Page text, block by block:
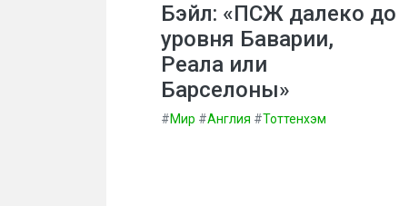
Бэйл: «ПСЖ далеко до
уровня Баварии,
Реала или
Барселоны»
#Мир #Англия #Тоттенхэм